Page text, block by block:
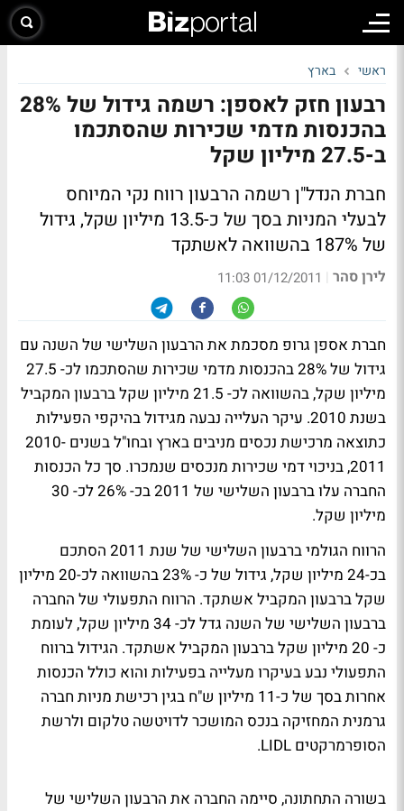
ראשי בארץ
רבעון חזק לאספן: רשמה גידול של 28%
בהכנסות מדמי שכירות שהסתכמו
ב-27.5 מיליון שקל
חברת הנדל"ן רשמה הרבעון רווח נקי המיוחס
לבעלי המניות בסך של כ-13.5 מיליון שקל, גידול
של 187% בהשוואה לאשתקד
לירן סהר |
01/12/2011 11:03
חברת אספן גרופ מסכמת את הרבעון השלישי של השנה עם
גידול של 28% בהכנסות מדמי שכירות שהסתכמו לכ- 27.5
מיליון שקל, בהשוואה לכ- 21.5 מיליון שקל ברבעון המקביל
בשנת 2010. עיקר העלייה נבעה מגידול בהיקפי הפעילות
כתוצאה מרכישת נכסים מניבים בארץ ובחו"ל בשנים 2010-
2011, בניכוי דמי שכירות מנכסים שנמכרו. סך כל הכנסות
החברה עלו ברבעון השלישי של 2011 בכ- 26% לכ- 30
מיליון שקל.
הרווח הגולמי ברבעון השלישי של שנת 2011 הסתכם
בכ-24 מיליון שקל, גידול של כ- 23% בהשוואה לכ-20 מיליון
שקל ברבעון המקביל אשתקד. הרווח התפעולי של החברה
ברבעון השלישי של השנה גדל לכ- 34 מיליון שקל, לעומת
כ- 20 מיליון שקל ברבעון המקביל אשתקד. הגידול ברווח
התפעולי נבע בעיקרו מעלייה בפעילות והוא כולל הכנסות
אחרות בסך של כ-11 מיליון ש"ח בגין רכישת מניות חברה
גרמנית המחזיקה בנכס המושכר לדויטשה טלקום ולרשת
הסופרמרקטים LIDL.
בשורה התחתונה, סיימה החברה את הרבעון השלישי של